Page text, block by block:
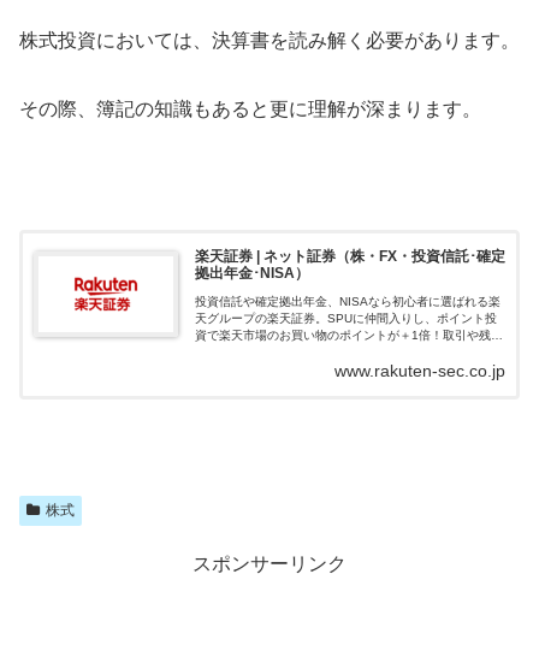
株式投資においては、決算書を読み解く必要があります。
その際、簿記の知識もあると更に理解が深まります。
楽天証券 | ネット証券（株・FX・投資信託･確定
拠出年金･NISA）
投資信託や確定拠出年金、NISAなら初心者に選ばれる楽
天グループの楽天証券。SPUに仲間入りし、ポイント投
資で楽天市場のお買い物のポイントが＋1倍！取引や残高
クに資産形成を始めよう！www.rakuten-sec.co.jp
株式
スポンサーリンク